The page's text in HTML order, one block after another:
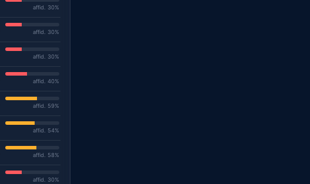
affid. 30%
affid. 30%
affid. 30%
affid. 40%
affid. 59%
affid. 54%
affid. 58%
affid. 30%